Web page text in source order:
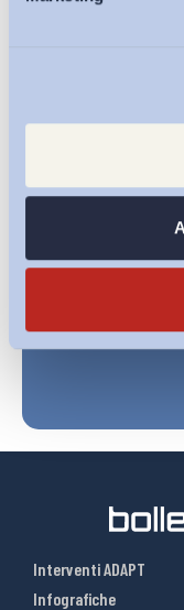
Ho letto e
Interventi ADAPT
Infografiche